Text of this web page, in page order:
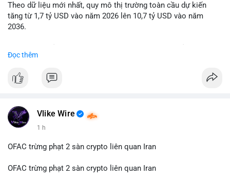
Lời khuyên: Nhà đầu tư nhỏ lẻ nên quan sát thêm 2-4 giờ sau
khi giao dịch được xác nhận, tránh hành động theo cảm xúc.
ưu tiên quản trị rủi ro trong giai đoạn biến động mạnh.
#btcmempool65k
Theo dữ liệu mới nhất, quy mô thị trường toàn cầu dự kiến
tăng từ 1,7 tỷ USD vào năm 2026 lên 10,7 tỷ USD vào năm
2036.
hàng năm (CAGR) ấn tượng lên tới 20,2%.
Điều gì đang thúc đẩy sự tăng trưởng vượt bậc này? Hãy cùng
Đọc thêm
Vlike Wire
1 h
OFAC trừng phạt 2 sàn crypto liên quan Iran
OFAC trừng phạt 2 sàn crypto liên quan Iran